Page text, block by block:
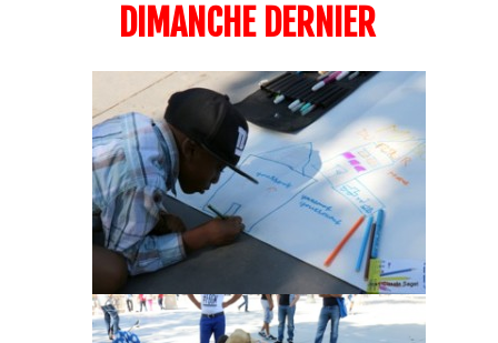
DIMANCHE DERNIER